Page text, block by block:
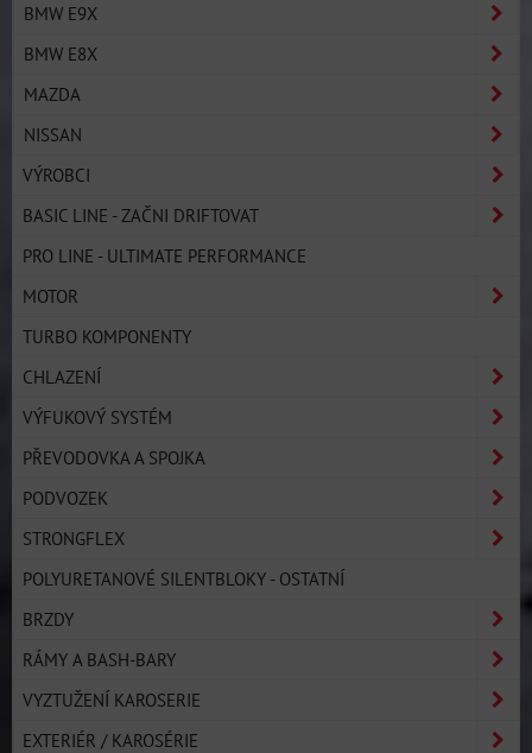
BMW E9X
BMW E8X
MAZDA
NISSAN
VÝROBCI
BASIC LINE - ZAČNI DRIFTOVAT
PRO LINE - ULTIMATE PERFORMANCE
MOTOR
TURBO KOMPONENTY
CHLAZENÍ
VÝFUKOVÝ SYSTÉM
PŘEVODOVKA A SPOJKA
PODVOZEK
STRONGFLEX
POLYURETANOVÉ SILENTBLOKY - OSTATNÍ
BRZDY
RÁMY A BASH-BARY
VYZTUŽENÍ KAROSERIE
EXTERIÉR / KAROSÉRIE